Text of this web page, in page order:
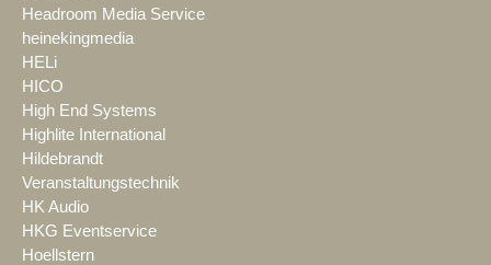
Headroom Media Service
heinekingmedia
HELi
HICO
High End Systems
Highlite International
Hildebrandt
Veranstaltungstechnik
HK Audio
HKG Eventservice
Hoellstern